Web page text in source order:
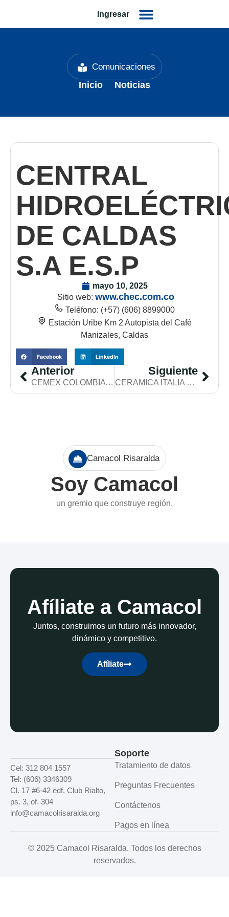
Ingresar
Comunicaciones
Inicio Noticias
CENTRAL
DE CALDAS
S.A E.S.P
mayo 10, 2025
Sitio web: www.chec.com.co
Teléfono: (+57) (606) 8899000
Estación Uribe Km 2 Autopista del Café
Manizales, Caldas
Facebook LinkedIn
Anterior
CEMEX COLOMBIA S.A
Siguiente
CERAMICA ITALIA S.A.
Camacol Risaralda
Soy Camacol
un gremio que construye región.
Afíliate a Camacol
Juntos, construimos un futuro más innovador,
dinámico y competitivo.
Afíliate
Cel: 312 804 1557
Tel: (606) 3346309
Cl. 17 #6-42 edf. Club Rialto,
ps. 3, of. 304
info@camacolrisaralda.org
Soporte
Tratamiento de datos
Preguntas Frecuentes
Contáctenos
Pagos en línea
© 2025 Camacol Risaralda. Todos los derechos
reservados.